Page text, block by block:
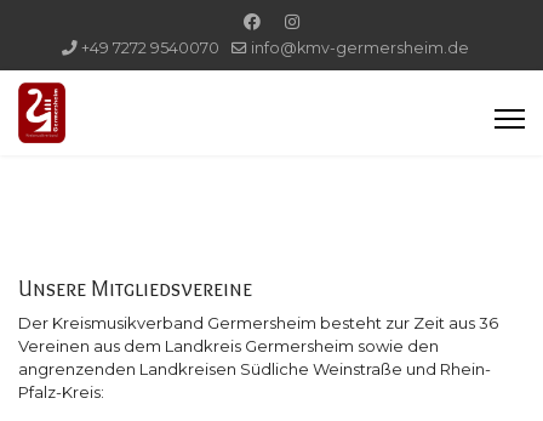
+49 7272 9540070 info@kmv-germersheim.de
Unsere Mitgliedsvereine
Der Kreismusikverband Germersheim besteht zur Zeit aus 36
Vereinen aus dem Landkreis Germersheim sowie den
angrenzenden Landkreisen Südliche Weinstraße und Rhein-
Pfalz-Kreis: